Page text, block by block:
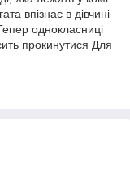
впізнає в дівчині
однокласниці
прокинутися Для